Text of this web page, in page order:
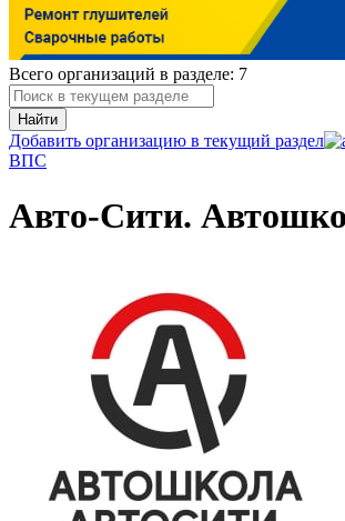
Всего организаций в разделе: 7
Найти
Добавить организацию в текущий раздел
ВПС
Авто-Сити.